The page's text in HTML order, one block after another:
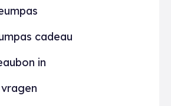
cadeau
in